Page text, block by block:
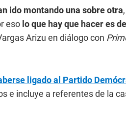
ido montando una sobre otra
eso lo que hay que hacer es
Arizu en diálogo con
ligado al Partido
e incluye a referentes de la